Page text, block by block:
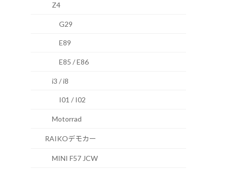
Z4
G29
E89
E85 / E86
i3 / i8
I01 / I02
Motorrad
RAIKOデモカー
MINI F57 JCW